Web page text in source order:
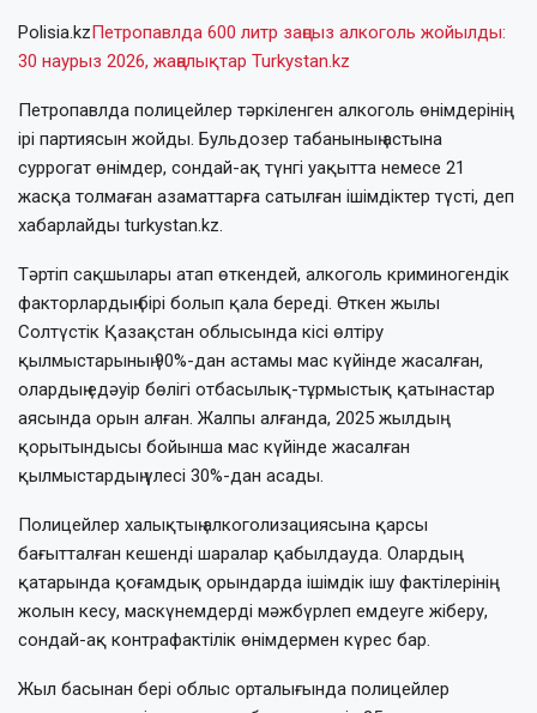
Polisia.kzПетропавлда 600 литр заңсыз алкоголь жойылды:
30 наурыз 2026, жаңалықтар Turkystan.kz
Петропавлда полицейлер тәркіленген алкоголь өнімдерінің
ірі партиясын жойды. Бульдозер табанының астына
суррогат өнімдер, сондай-ақ түнгі уақытта немесе 21
жасқа толмаған азаматтарға сатылған ішімдіктер түсті, деп
хабарлайды turkystan.kz.
Тәртіп сақшылары атап өткендей, алкоголь криминогендік
факторлардың бірі болып қала береді. Өткен жылы
Солтүстік Қазақстан облысында кісі өлтіру
қылмыстарының 90%-дан астамы мас күйінде жасалған,
олардың едәуір бөлігі отбасылық-тұрмыстық қатынастар
аясында орын алған. Жалпы алғанда, 2025 жылдың
қорытындысы бойынша мас күйінде жасалған
қылмыстардың үлесі 30%-дан асады.
Полицейлер халықтың алкоголизациясына қарсы
бағытталған кешенді шаралар қабылдауда. Олардың
қатарында қоғамдық орындарда ішімдік ішу фактілерінің
жолын кесу, маскүнемдерді мәжбүрлеп емдеуге жіберу,
сондай-ақ контрафактілік өнімдермен күрес бар.
Жыл басынан бері облыс орталығында полицейлер